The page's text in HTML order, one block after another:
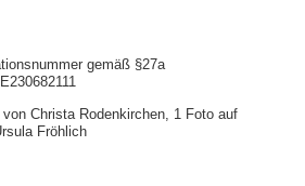
gemäß §27a
Christa Rodenkirchen, 1 Foto auf
Fröhlich